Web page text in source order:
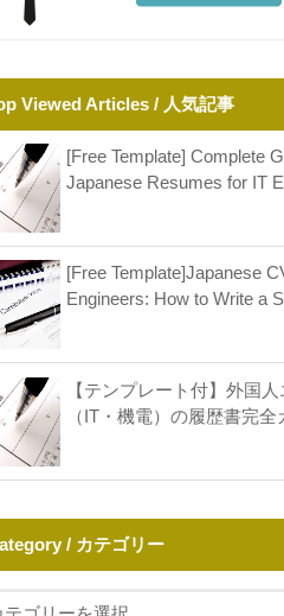
Viewed Articles / 人気記事
[Free Template] Complete
Japanese Resumes for IT
[Free Template]Japanese
Engineers: How to Write a
【テンプレート付】外国
（IT・機電）の履歴書完全
/ カテゴリー